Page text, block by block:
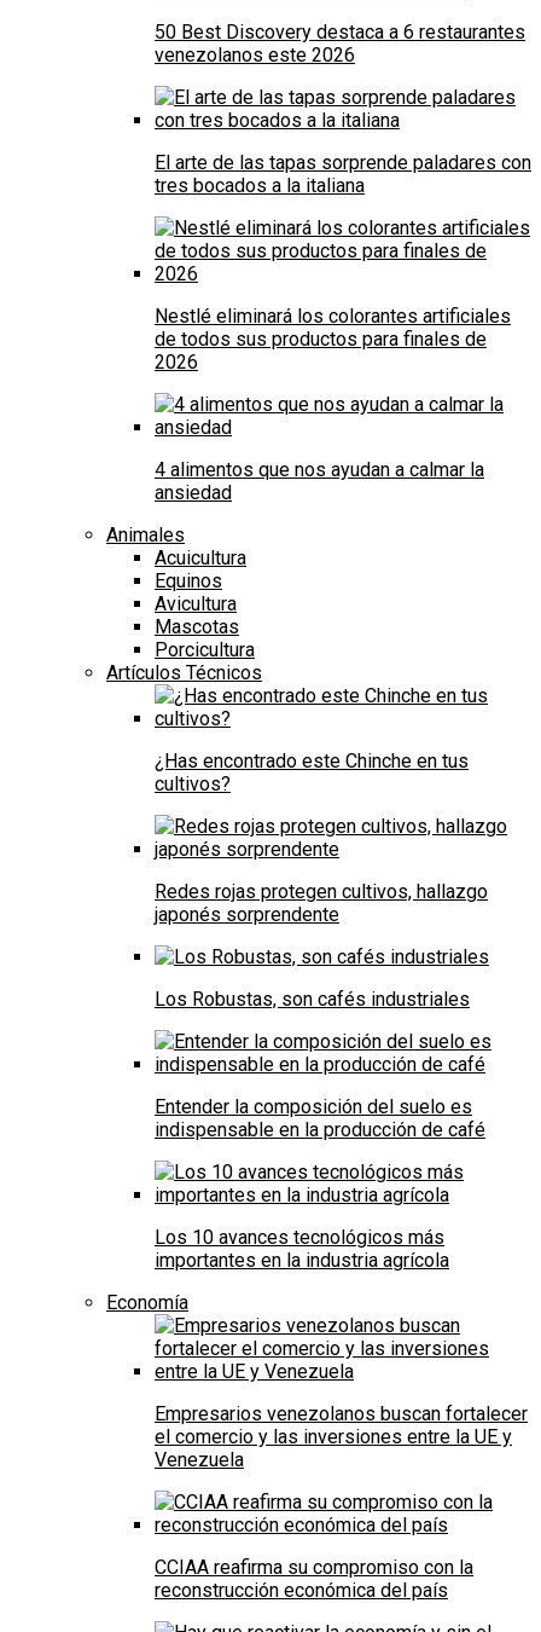
50 Best Discovery destaca a 6 restaurantes
venezolanos este 2026
El arte de las tapas sorprende paladares con
tres bocados a la italiana
Nestlé eliminará los colorantes artificiales
de todos sus productos para finales de
2026
4 alimentos que nos ayudan a calmar la
ansiedad
Animales
Acuicultura
Equinos
Avicultura
Mascotas
Porcicultura
Artículos Técnicos
¿Has encontrado este Chinche en tus
cultivos?
Redes rojas protegen cultivos, hallazgo
japonés sorprendente
Los Robustas, son cafés industriales
Entender la composición del suelo es
indispensable en la producción de café
Los 10 avances tecnológicos más
importantes en la industria agrícola
Economía
Empresarios venezolanos buscan fortalecer
el comercio y las inversiones entre la UE y
Venezuela
CCIAA reafirma su compromiso con la
reconstrucción económica del país